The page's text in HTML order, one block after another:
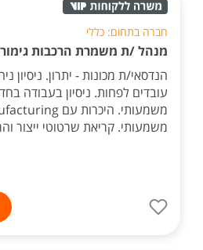
חברה בתחום: כללי
מנהל /ת משמרת הרכבות
עובדים לפחות. ניסיון בעבודה
משמעותי. קריאת שרטוטי ייצור